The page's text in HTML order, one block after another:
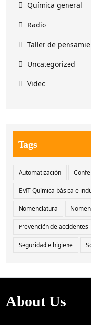
Química general
Radio
Taller de
Uncategorized
Video
Tags
Automatización
EMT Química básica e
Nomenclatura
Prevención de accidentes
Seguridad e higiene
About Us